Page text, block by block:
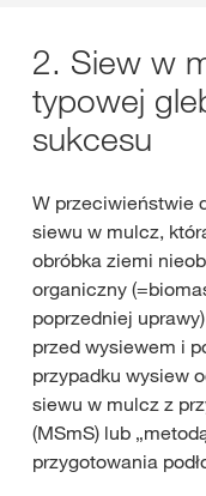
2. Siew w
typowej
sukcesu
W przeciwieństwie
siewu w mulcz,
obróbka ziemi
organiczny
poprzedniej
przed wysiewem i
przypadku wysiew
siewu w mulcz z
(MSmS) lub
przygotowania